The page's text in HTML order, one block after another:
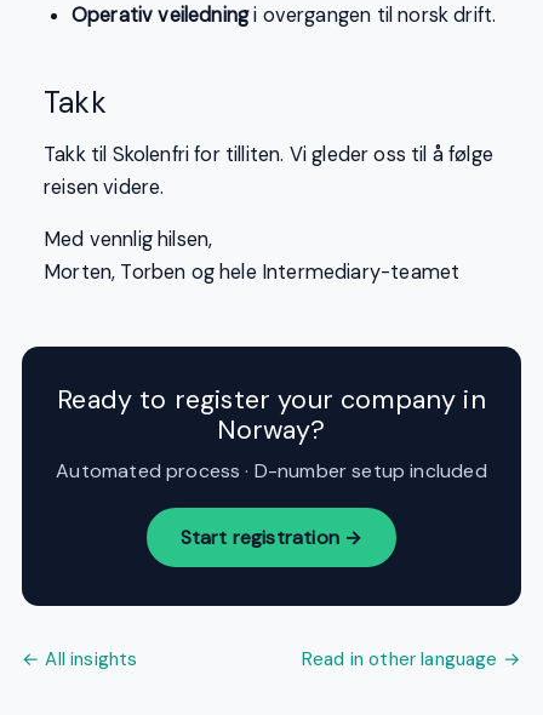
Operativ veiledningi overgangen til norsk drift.
Takk
Takk til Skolenfri for tilliten. Vi gleder oss til å følge
reisen videre.
Med vennlig hilsen,
Morten, Torben og hele Intermediary-teamet
Ready to register your company in
Norway?
Automated process · D-number setup included
Start registration →
← All insights Read in other language →